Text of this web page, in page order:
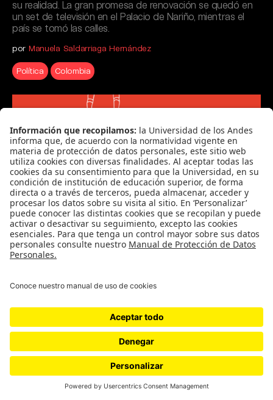
su realidad. La gran promesa de renovación se quedó en
un set de televisión en el Palacio de Nariño, mientras el
país se tomó las calles.
por Manuela Saldarriaga Hernández
Política Colombia
[Contra todo pronóstico] El
sacrificio de cuidar a otros
unidad de cuidados intensivos de un hospital público en
público, lo ha vivido como enfermera, pero también como
mujer, como madre y como esposa.
Esta es su historia y la de tantas mujeres que como ella
han vivido el Covid-19 desde la primera línea.
Colombia